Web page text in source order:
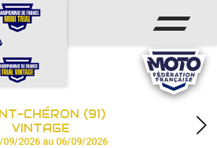
CHÉRON (91)
VINTAGE
09/2026 au 06/09/2026